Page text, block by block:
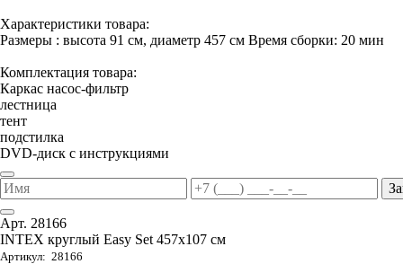
Характеристики товара:
Размеры : высота 91 см, диаметр 457 см Время сборки: 20 мин
Комплектация товара:
Каркас насос-фильтр
лестница
тент
подстилка
DVD-диск с инструкциями
Арт. 28166
INTEX круглый Easy Set 457х107 см
Артикул: 28166